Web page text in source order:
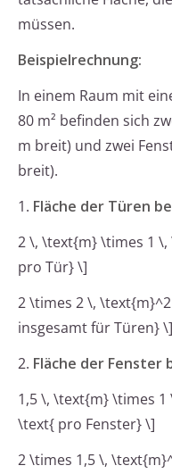
müssen.
Beispielrechnung:
In einem Raum mit
80 m² befinden sich
m breit) und zwei
breit).
1. Fläche der Türen
2 \, \text{m} \times 1
pro Tür} \]
2 \times 2 \,
insgesamt für Türen} \]
2. Fläche der Fenster
1,5 \, \text{m} \times
\text{ pro Fenster} \]
2 \times 1,5 \,